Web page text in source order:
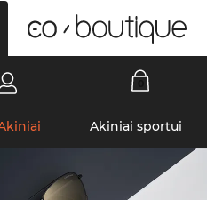
Akiniai sportui